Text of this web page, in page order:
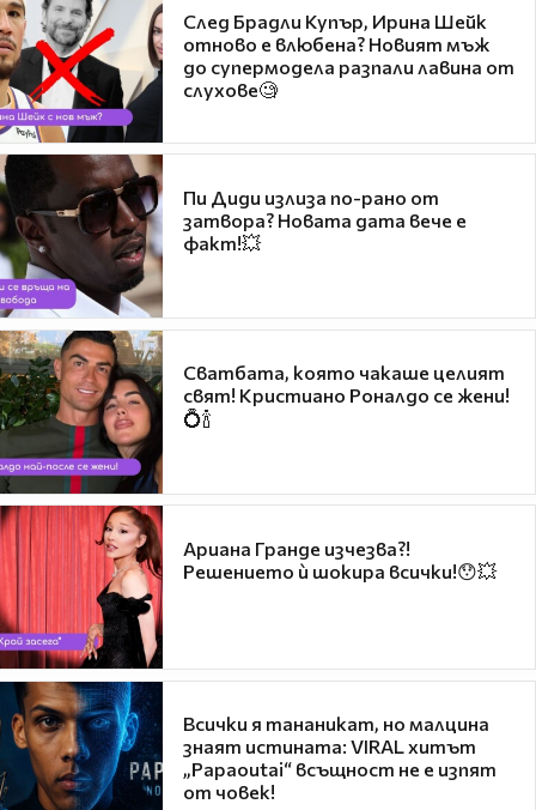
След Брадли Купър, Ирина Шейк
отново е влюбена? Новият мъж
до супермодела разпали лавина от
слухове🧐
Пи Диди излиза по-рано от
затвора? Новата дата вече е
факт!💥
Сватбата, която чакаше целият
свят! Кристиано Роналдо се жени!
💍🍾
Ариана Гранде изчезва?!
Решението ѝ шокира всички!😯💥
Всички я тананикат, но малцина
знаят истината: VIRAL хитът
„Papaoutai“ всъщност не е изпят
от човек!